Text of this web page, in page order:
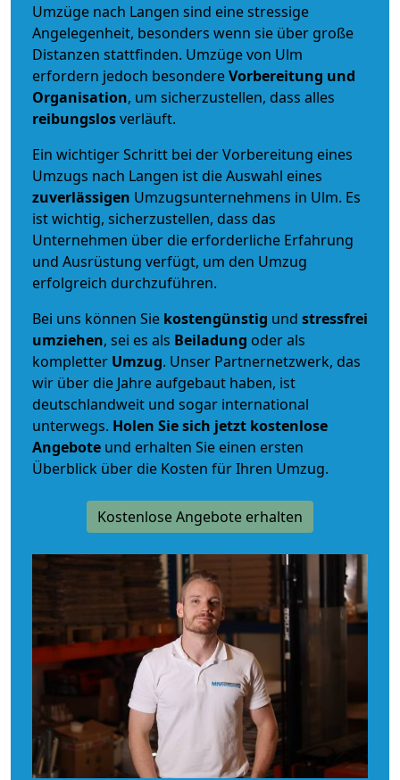
Umzüge nach Langen sind eine stressige
Angelegenheit, besonders wenn sie über große
Distanzen stattfinden. Umzüge von Ulm
erfordern jedoch besondereVorbereitung und
Organisation, um sicherzustellen, dass alles
reibungslosverläuft.
Ein wichtiger Schritt bei der Vorbereitung eines
Umzugs nach Langen ist die Auswahl eines
zuverlässigen Umzugsunternehmens in Ulm. Es
ist wichtig, sicherzustellen, dass das
Unternehmen über die erforderliche Erfahrung
und Ausrüstung verfügt, um den Umzug
erfolgreich durchzuführen.
Bei uns können Sie kostengünstig und stressfrei
umziehen, sei es als Beiladung oder als
kompletter Umzug. Unser Partnernetzwerk, das
wir über die Jahre aufgebaut haben, ist
deutschlandweit und sogar international
unterwegs. Holen Sie sich jetzt kostenlose
Angebote und erhalten Sie einen ersten
Überblick über die Kosten für Ihren Umzug.
Kostenlose Angebote erhalten